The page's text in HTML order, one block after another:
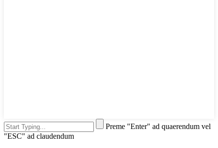
Preme "Enter" ad quaerendum vel
"ESC" ad claudendum